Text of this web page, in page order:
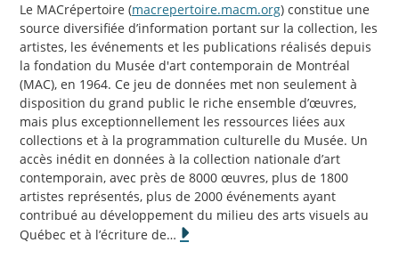
Le MACrépertoire (macrepertoire.macm.org) constitue une
source diversifiée d’information portant sur la collection, les
artistes, les événements et les publications réalisés depuis
la fondation du Musée d'art contemporain de Montréal
(MAC), en 1964. Ce jeu de données met non seulement à
disposition du grand public le riche ensemble d’œuvres,
mais plus exceptionnellement les ressources liées aux
collections et à la programmation culturelle du Musée. Un
accès inédit en données à la collection nationale d’art
contemporain, avec près de 8000 œuvres, plus de 1800
artistes représentés, plus de 2000 événements ayant
contribué au développement du milieu des arts visuels au
Québec et à l’écriture de…